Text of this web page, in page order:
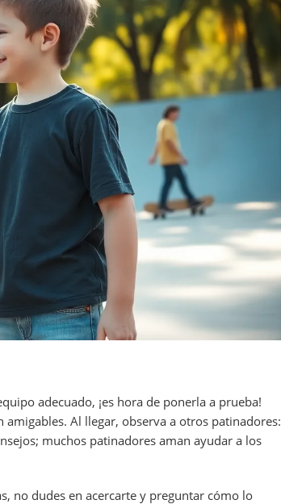
adecuado, ¡es hora de ponerla a prueba!
amigables. Al llegar, observa a otros patinadores:
muchos patinadores aman ayudar a los
no dudes en acercarte y preguntar cómo lo